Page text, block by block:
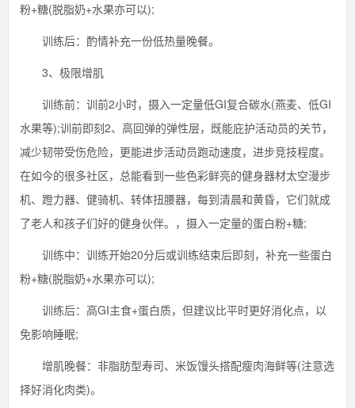
粉+糖(脱脂奶+水果亦可以);
训练后：酌情补充一份低热量晚餐。
3、极限增肌
训练前：训前2小时，摄入一定量低GI复合碳水(燕麦、低GI
水果等);训前即刻2、高回弹的弹性层，既能庇护活动员的关节，
减少韧带受伤危险，更能进步活动员跑动速度，进步竞技程度。
在如今的很多社区，总能看到一些色彩鲜亮的健身器材太空漫步
机、蹬力器、健骑机、转体扭腰器，每到清晨和黄昏，它们就成
了老人和孩子们好的健身伙伴。，摄入一定量的蛋白粉+糖;
训练中：训练开始20分后或训练结束后即刻，补充一些蛋白
粉+糖(脱脂奶+水果亦可以);
训练后：高GI主食+蛋白质，但建议比平时更好消化点，以
免影响睡眠;
增肌晚餐：非脂肪型寿司、米饭馒头搭配瘦肉海鲜等(注意选
择好消化肉类)。